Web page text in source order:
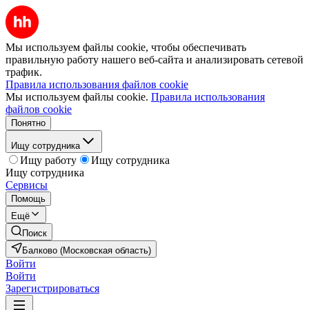
Мы используем файлы cookie, чтобы обеспечивать
правильную работу нашего веб-сайта и анализировать сетевой
трафик.
Правила использования файлов cookie
Мы используем файлы cookie. Правила использования
файлов cookie
Понятно
Ищу сотрудника
Ищу работу
Ищу сотрудника
Ищу сотрудника
Сервисы
Помощь
Ещё
Поиск
Балково (Московская область)
Войти
Войти
Зарегистрироваться